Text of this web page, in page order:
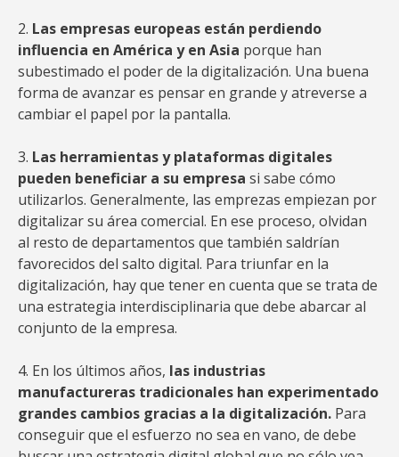
2. Las empresas europeas están perdiendo
influencia en América y en Asia porque han
subestimado el poder de la digitalización. Una buena
forma de avanzar es pensar en grande y atreverse a
cambiar el papel por la pantalla.
3. Las herramientas y plataformas digitales
pueden beneficiar a su empresa si sabe cómo
utilizarlos. Generalmente, las emprezas empiezan por
digitalizar su área comercial. En ese proceso, olvidan
al resto de departamentos que también saldrían
favorecidos del salto digital. Para triunfar en la
digitalización, hay que tener en cuenta que se trata de
una estrategia interdisciplinaria que debe abarcar al
conjunto de la empresa.
4. En los últimos años, las industrias
manufactureras tradicionales han experimentado
grandes cambios gracias a la digitalización. Para
conseguir que el esfuerzo no sea en vano, de debe